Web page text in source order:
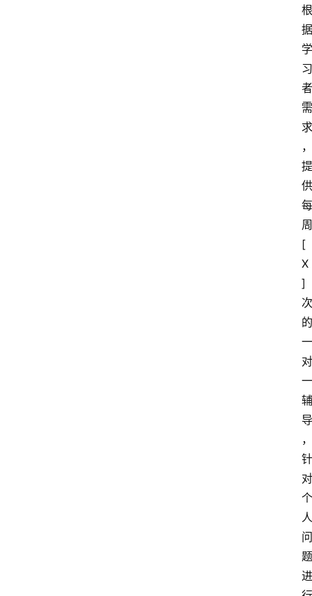
根
据
学
习
者
需
求
，
提
供
每
周
[
X
]
次
的
一
对
一
辅
导
，
针
对
个
人
问
题
进